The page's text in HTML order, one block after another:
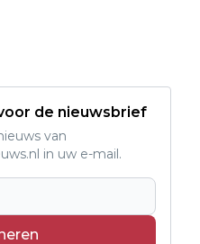
de nieuwsbrief
van
in uw e-mail.